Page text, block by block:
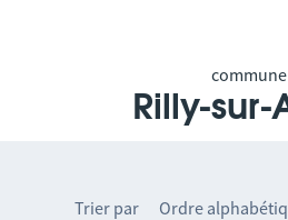
commune
Rilly-sur-
Trier par Ordre